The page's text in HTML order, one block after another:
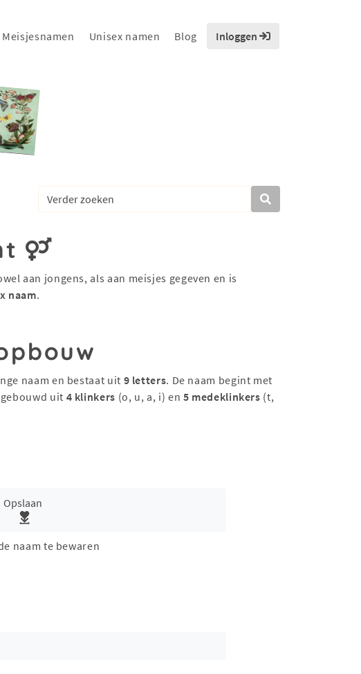
Meisjesnamen Unisex namen Blog Inloggen
aan jongens, als aan meisjes gegeven en is
naam.
naam en bestaat uit 9 letters. De naam begint met
uit 4 klinkers (o, u, a, i) en 5 medeklinkers (t,
Opslaan
naam te bewaren